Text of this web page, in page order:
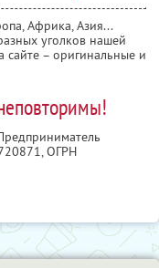
Африка, Азия...
уголков нашей
сайте – оригинальные и
, ОГРН